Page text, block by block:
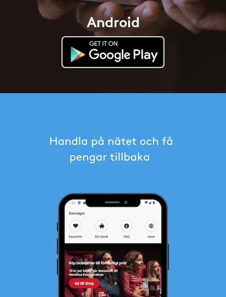
Android